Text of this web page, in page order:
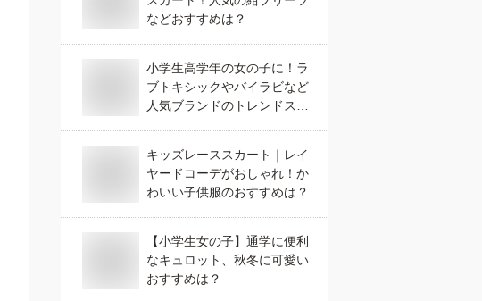
などおすすめは？
小学生高学年の女の子に！ラ
ブトキシックやバイラビなど
人気ブランドのトレンドスカ
キッズレーススカート｜レイ
ヤードコーデがおしゃれ！か
わいい子供服のおすすめは？
【小学生女の子】通学に便利
なキュロット、秋冬に可愛い
おすすめは？